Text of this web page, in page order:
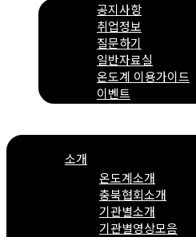
공지사항
취업정보
질문하기
일반자료실
온도계 이용가이드
이벤트
소개
온도계소개
충북협회소개
기관별소개
기관별영상모음